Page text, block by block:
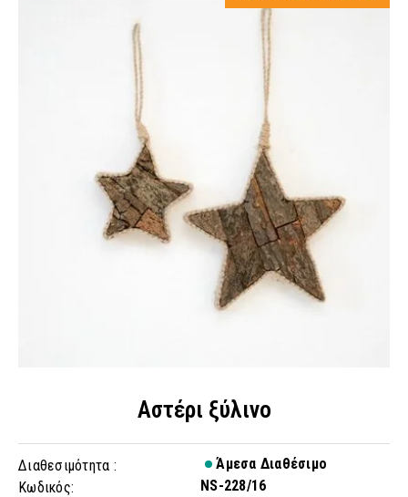
Αστέρι ξύλινο
Διαθεσιμότητα :
Άμεσα Διαθέσιμο
Κωδικός:
NS-228/16